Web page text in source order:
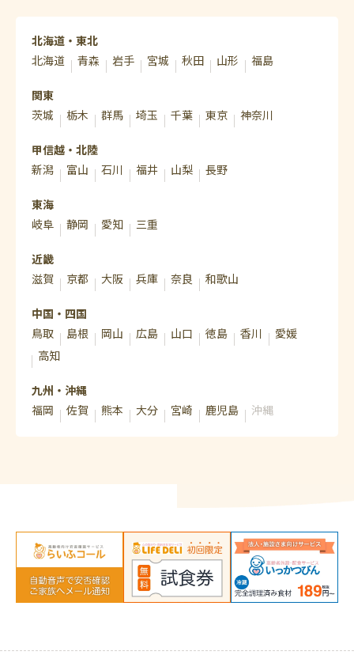
北海道・東北
北海道
青森 岩手 宮城 秋田 山形 福島
関東
茨城
栃木 群馬 埼玉 千葉 東京 神奈川
甲信越・北陸
新潟
富山 石川 福井 山梨 長野
東海
岐阜
静岡 愛知 三重
近畿
滋賀
京都 大阪 兵庫 奈良 和歌山
中国・四国
鳥取
島根 岡山 広島 山口 徳島 香川
愛媛
高知
九州・沖縄
福岡
佐賀 熊本 大分 宮崎 鹿児島 沖縄